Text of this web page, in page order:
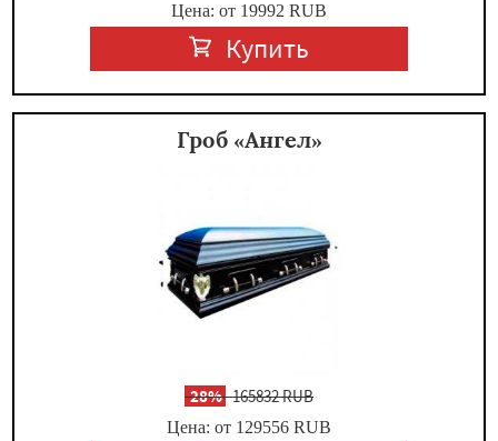
Цена: от 19992 RUB
Купить
Гроб «Ангел»
-28%165832 RUB
Цена: от 129556 RUB